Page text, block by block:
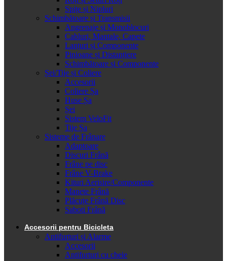
Spițe și Nipluri
Schimbătoare și Transmisii
Angrenaje și Monoblocuri
Cabluri, Mantale, Capete
Lanțuri și Componente
Pinioane și Distanțiere
Schimbătoare și Componente
Șei/Tije și Coliere
Accesorii
Coliere Șa
Huse Șa
Șei
Sistem VeloFit
Tije Șa
Sisteme de Frânare
Adaptoare
Discuri Frână
Frâne pe disc
Frâne V-Brake
Kituri Aerisire/Componente
Manete Frână
Plăcuțe Frână Disc
Saboti Frână
Accesorii pentru Bicicleta
Antifurturi și Alarme
Accesorii
Antifurturi cu cheie